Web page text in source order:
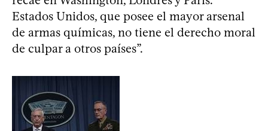
Estados Unidos, que posee el mayor arsenal
de armas químicas, no tiene el derecho moral
de culpar a otros países”.